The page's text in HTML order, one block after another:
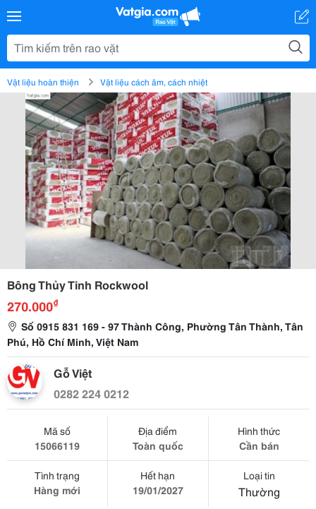
Vật liệu hoàn thiện Vật liệu cách âm, cách nhiệt
Bông Thủy Tinh Rockwool
270.000₫
Số 0915 831 169 - 97 Thành Công, Phường Tân Thành, Tân
Phú, Hồ Chí Minh, Việt Nam
Gỗ Việt
0282 224 0212
Mã số
15066119
Địa điểm
Toàn quốc
Hình thức
Cần bán
Tình trạng
Hàng mới
Hết hạn
19/01/2027
Loại tin
Thường